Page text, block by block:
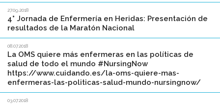
27.09.2018
4° Jornada de Enfermería en Heridas: Presentación de
resultados de la Maratón Nacional
08.07.2018
La OMS quiere más enfermeras en las políticas de
salud de todo el mundo #NursingNow
https://www.cuidando.es/la-oms-quiere-mas-
enfermeras-las-politicas-salud-mundo-nursingnow/
03.07.2018